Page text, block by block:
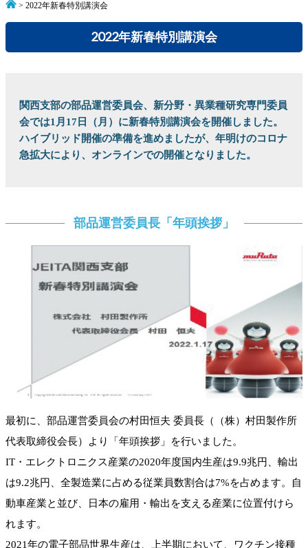
> 2022年新春特別講演会
2022年新春特別講演会
関西支部の部品運営委員会、新分野・異業種研究専門委員
会では1月17日（月）に新春特別講演会を開催しました。
ハイブリッド開催の準備を進めましたが、年明けのコロナ
急拡大により、オンラインでの開催となりました。
部品運営委員長「年頭挨拶」
最初に、部品運営委員会の村田恒夫 委員長（（株）村田製作所
代表取締役会長）より「年頭挨拶」を行いました。
IT・エレクトロニクス産業の2020年度国内生産は9.9兆円、輸出
は9.2兆円、全製造業に占める従業員数割合は7%を占めます。自
動車産業と並び、日本の雇用・輸出を支える産業に位置付けら
れます。
2021年の電子部品世界生産は、上半期において、ワクチン接種